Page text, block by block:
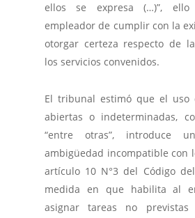
ellos se expresa (…)”,
empleador de cumplir con la
otorgar certeza respecto de
los servicios convenidos.
El tribunal estimó que el uso
abiertas o indeterminadas,
“entre otras”, introduce
ambigüedad incompatible con
artículo 10 N°3 del Código
medida en que habilita al
asignar tareas no previstas